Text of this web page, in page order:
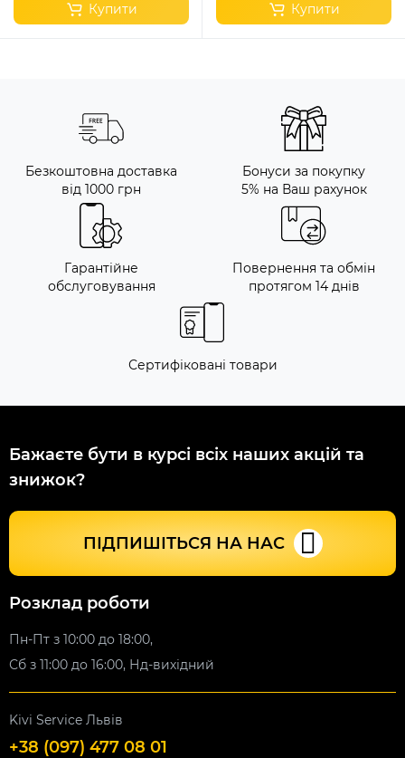
Купити Купити
Безкоштовна доставка
від 1000 грн
Бонуси за покупку
5% на Ваш рахунок
Гарантійне
обслуговування
Повернення та обмін
протягом 14 днів
Сертифіковані товари
Бажаєте бути в курсі всіх наших акцій та
знижок?
ПІДПИШІТЬСЯ НА НАС
Розклад роботи
Пн-Пт з 10:00 до 18:00,
Сб з 11:00 до 16:00, Нд-вихідний
Kivi Service Львів
+38 (097) 477 08 01